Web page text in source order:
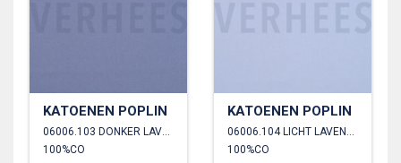
KATOENEN POPLIN
06006.103 DONKER LAVENDEL
100%CO
KATOENEN POPLIN
06006.104 LICHT LAVENDEL
100%CO